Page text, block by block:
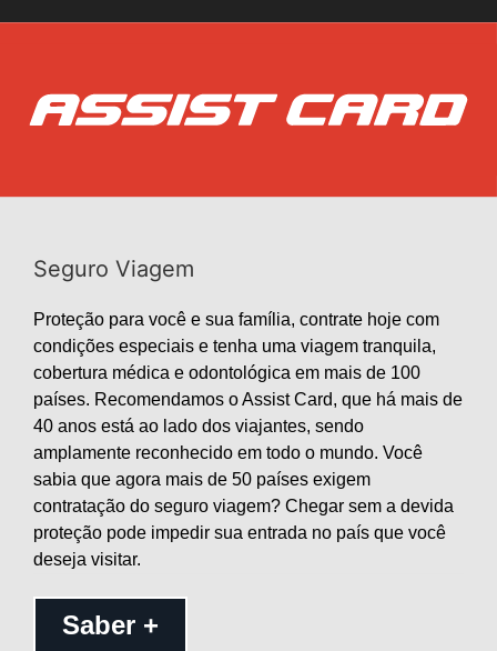
Seguro Viagem
Proteção para você e sua família, contrate hoje com
condições especiais e tenha uma viagem tranquila,
cobertura médica e odontológica em mais de 100
países. Recomendamos o Assist Card, que há mais de
40 anos está ao lado dos viajantes, sendo
amplamente reconhecido em todo o mundo. Você
sabia que agora mais de 50 países exigem
contratação do seguro viagem? Chegar sem a devida
proteção pode impedir sua entrada no país que você
deseja visitar.
Saber +